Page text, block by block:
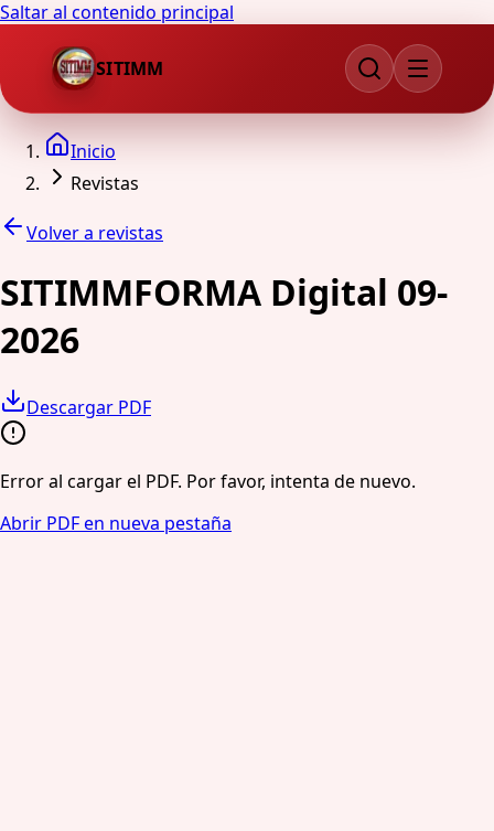
Saltar al contenido principal
SITIMM
Inicio
Revistas
Volver a revistas
SITIMMFORMA Digital 09-
2026
Descargar PDF
Error al cargar el PDF. Por favor, intenta de nuevo.
Abrir PDF en nueva pestaña